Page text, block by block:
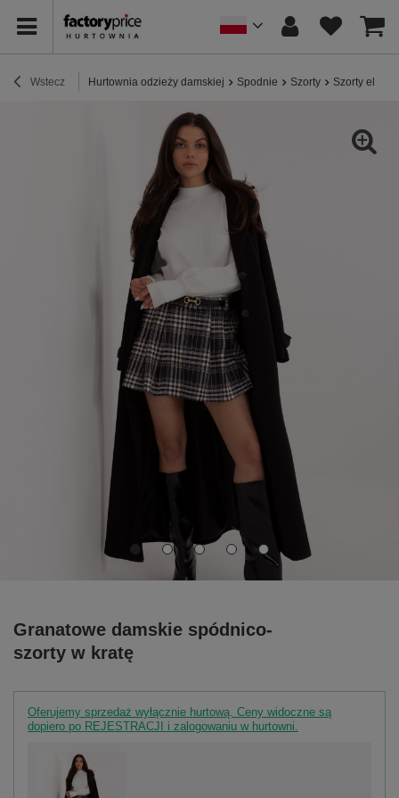
Wstecz Hurtownia odzieży damskiej Spodnie Szorty Szorty
Granatowe damskie spódnico-
szorty w kratę
Oferujemy sprzedaż wyłącznie hurtową. Ceny widoczne są
dopiero po REJESTRACJI i zalogowaniu w hurtowni.